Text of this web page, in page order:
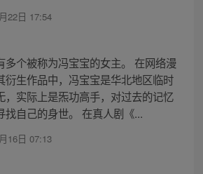
22日 17:54
多个被称为冯宝宝的女主。 在网络漫
衍生作品中，冯宝宝是华北地区临时
，实际上是炁功高手，对过去的记忆
找自己的身世。 在真人剧《...
16日 07:13